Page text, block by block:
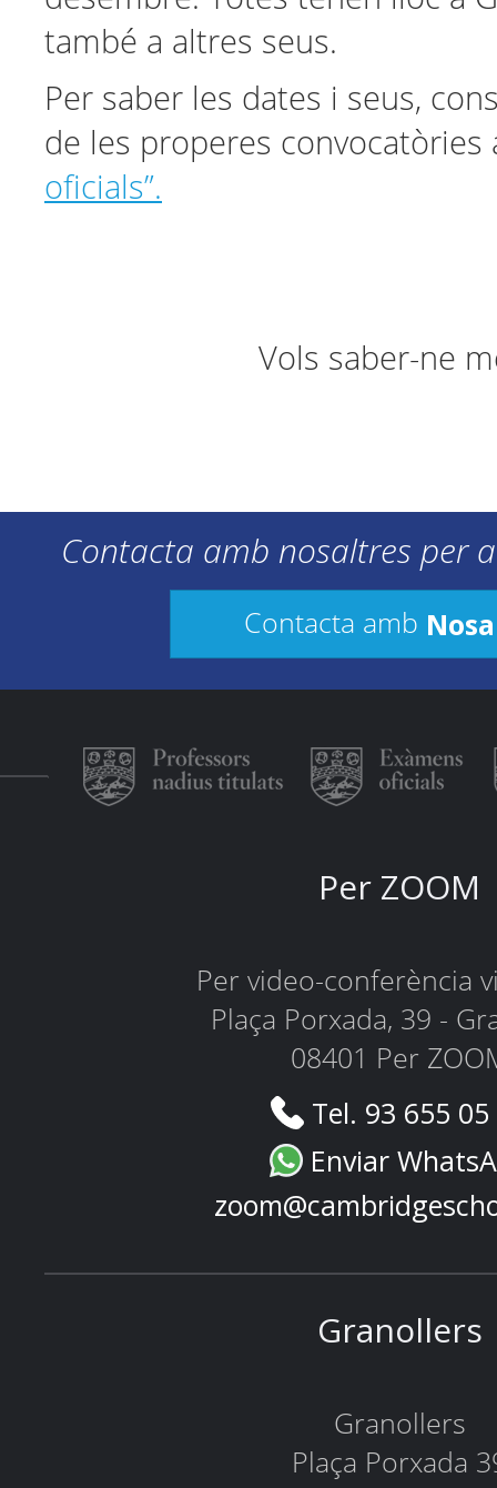
també a altres seus.
Per saber les dates i seus,
de les properes convocatòries
oficials”.
Vols saber-ne
Contacta amb nosaltres per
Contacta amb
Per ZOOM
Per video-conferència
Plaça Porxada, 39 -
08401 Per
Tel. 93 655
Enviar
Granollers
Granollers
Plaça Porxada